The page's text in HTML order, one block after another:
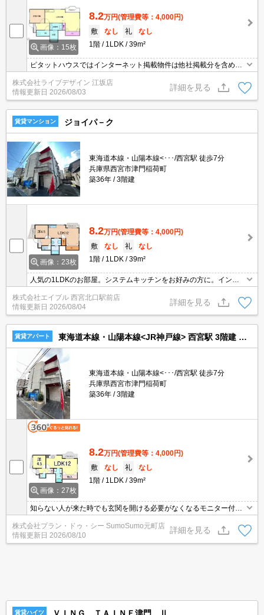
画像：15枚
8.2万円(管理費等：4,000円)
敷
なし 礼
なし
1階
1LDK 39m²
ピタットハウスではインターネット掲載物件は他社掲載分を含めエ
株式会社ライブデザイン 江坂店
情報更新日 2026/08/03
詳細を見る
賃貸マンション ジョイパ－ク
東海道本線・山陽本線<･･･/西宮駅 徒歩7分
兵庫県西宮市津門稲荷町
築36年
3階建
画像：23枚
8.2万円(管理費等：4,000円)
敷
なし 礼
なし
1階
1LDK 39m²
人気の1LDKのお部屋。システムキッチンをお好みの方に。インタ
物便利でウキウキ。築年数では想像できないきれいなお部屋。
株式会社エイブル 西宮北口駅前店
情報更新日 2026/08/04
詳細を見る
賃貸アパート 東海道本線・山陽本線<JR神戸線> 西宮駅 3階建 築36年
東海道本線・山陽本線<･･･/西宮駅 徒歩7分
兵庫県西宮市津門稲荷町
築36年
3階建
画像：27枚
8.2万円(管理費等：4,000円)
敷
なし 礼
なし
1階
1LDK 39m²
知らない人が来た時でも玄関を開ける必要がなくなるモニター付き
インターホンがあります。収納はシューズボックス・クロゼットな
どが備え付けられているので、衣類や日用品の収納に重宝します。
入浴後でも湿気に悩まされずに化粧やヘアメイクができる独立洗面
台が付いております。三口コンロが付いた物件です。こちらの物件
株式会社プラン・ドゥ・シー SumoSumo元町店
情報更新日 2026/08/10
詳細を見る
賃貸ハイツ ＶＩＮＧ ＴＡＩＮＥ津門 Ⅱ